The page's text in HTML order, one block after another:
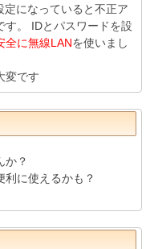
になっていると不正ア
す。 IDとパスワードを設
全に無線LANを使いまし
変です
か？
利に使えるかも？